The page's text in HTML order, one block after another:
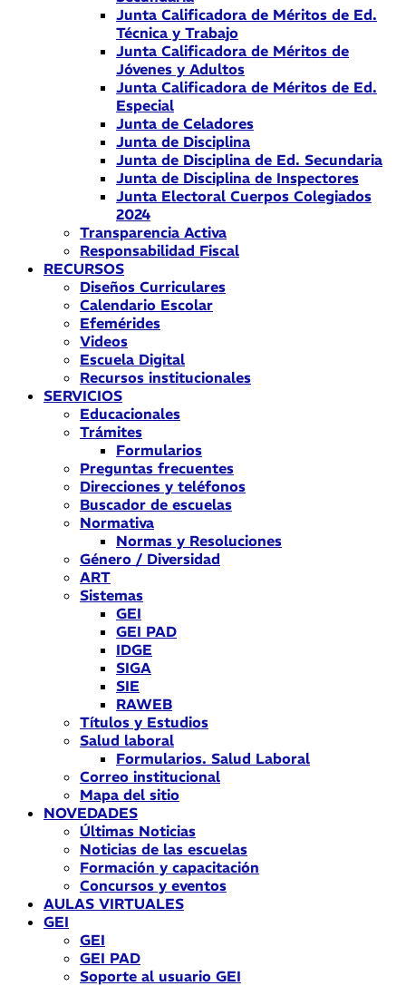
Junta Calificadora de Méritos de Ed.
Técnica y Trabajo
Junta Calificadora de Méritos de
Jóvenes y Adultos
Junta Calificadora de Méritos de Ed.
Especial
Junta de Celadores
Junta de Disciplina
Junta de Disciplina de Ed. Secundaria
Junta de Disciplina de Inspectores
Junta Electoral Cuerpos Colegiados
2024
Transparencia Activa
Responsabilidad Fiscal
RECURSOS
Diseños Curriculares
Calendario Escolar
Efemérides
Videos
Escuela Digital
Recursos institucionales
SERVICIOS
Educacionales
Trámites
Formularios
Preguntas frecuentes
Direcciones y teléfonos
Buscador de escuelas
Normativa
Normas y Resoluciones
Género / Diversidad
ART
Sistemas
GEI
GEI PAD
IDGE
SIGA
SIE
RAWEB
Títulos y Estudios
Salud laboral
Formularios. Salud Laboral
Correo institucional
Mapa del sitio
NOVEDADES
Últimas Noticias
Noticias de las escuelas
Formación y capacitación
Concursos y eventos
AULAS VIRTUALES
GEI
GEI
GEI PAD
Soporte al usuario GEI